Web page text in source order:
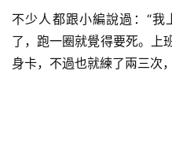
不少人都跟小編說過：“
了，跑一圈就覺得要死。上
身卡，不過也就練了兩三次